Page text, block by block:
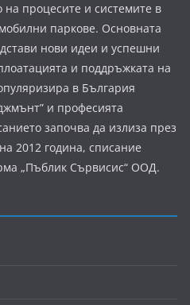
процесите и системите в
паркове. Основната
нови идеи и успешни
и поддръжката на
в България
и професията
започва да излиза през
2012 година, списание
„Пъблик Сървисис“ ООД.